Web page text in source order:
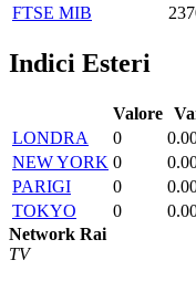
FTSE MIB
Indici Esteri
Valore
LONDRA
0
NEW YORK 0
PARIGI
0
TOKYO
0
Network Rai
TV